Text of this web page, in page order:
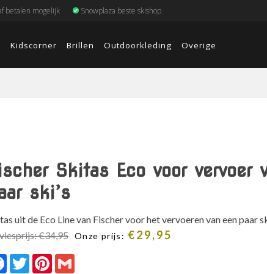
betalen mogelijk Snowplaza beste skishop
Kidscorner Brillen Outdoorkleding Overige
Skitas Eco voor vervoer
ski’s
uit de Eco Line van Fischer voor het vervoeren van een paar
€34,95 Onze prijs: €29,95
Facebook
TwitterPinterestGmail